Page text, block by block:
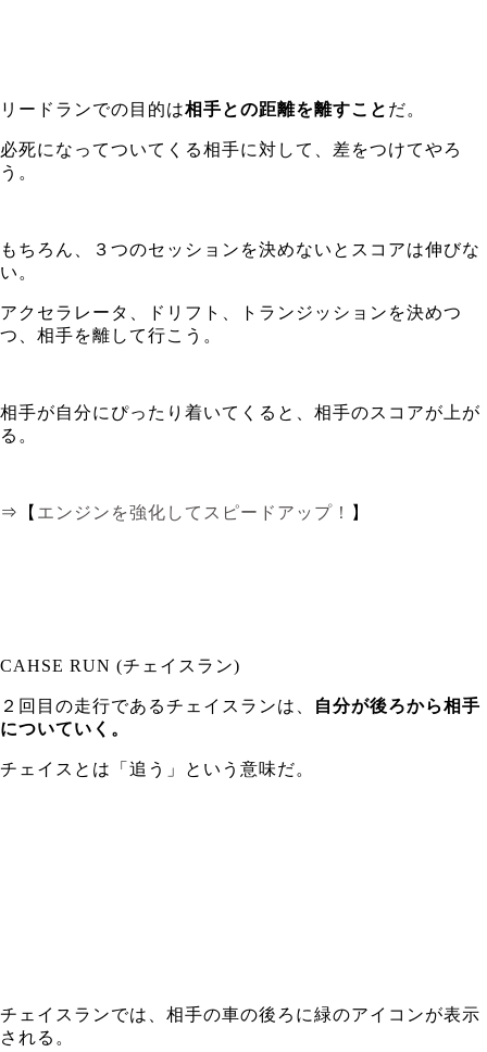
リードランでの目的は相手との距離を離すこと だ。
必死になってついてくる相手に対して、差をつけてやろ
う。
もちろん、３つのセッションを決めないとスコアは伸びな
い。
アクセラレータ、ドリフト、トランジッションを決めつ
つ、相手を離して行こう。
相手が自分にぴったり着いてくると、相手のスコアが上が
る。
⇒【 エンジンを強化してスピードアップ！ 】
CAHSE RUN (チェイスラン)
２回目の走行であるチェイスランは、
自分が後ろから相手
についていく。
チェイスとは「追う」という意味だ。
チェイスランでは、相手の車の後ろに緑のアイコンが表示
される。